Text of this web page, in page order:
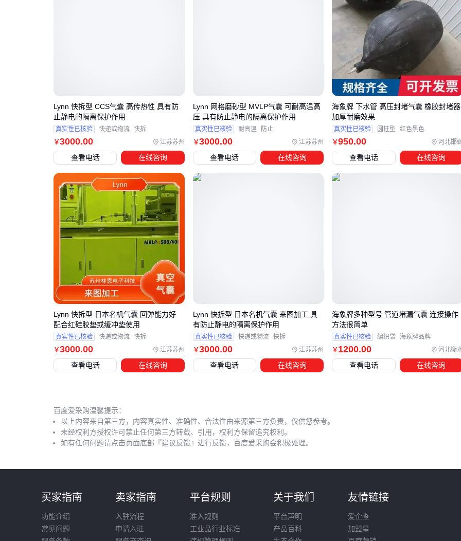
的组合效果更佳。
不同地质条件对气囊材质有明确要求：
岩层渗水明显的隧道：优先选择带硅胶密封条的型号，配合
形成双重防渗体系
干燥坚硬的岩层：采用标准橡胶材质即可，但需注意与智能
的安装兼容性
含有腐蚀性物质的土层：必须选用耐酸碱改性的高分子材
料，避免与混凝土养护剂发生化学反应
对于曲线段和变截面区域，常规矩形气囊容易产生密封死角。
这类场景建议选择支持定制截面的隧道施工养护设备
，其蛋
形或异形设计能更好贴合不规则轮廓。同时要考虑与
隧道保湿气囊虽然能解决核心的保湿问题，但实际施工中还需
要配合其他设备才能发挥最佳效果。常见的配套包括覆盖膜、
控温系统和压力检测仪 等，它们共同构成完整的养护体系。
HDPE隧道覆盖膜
：防止水分过快蒸发，延长保湿时间
养护温控系统
：维持隧道内稳定的温湿度环境
和灰尘会附着在气囊表面，长期积累可能影响密封性和使用寿
命。定期清洁不仅能延长产品寿命，还能确保下次使用时保持
面；而在温差较大的地区，则需要更精准的温控系统来配合。
五、这些使用细节不注意，再好的气囊也白买
￥3000.00 江苏苏州
Lynn 快拆型 CCS气囊 高传热性 具有防
止静电的隔离保护作用
真实性已核验 快递或物流 快拆
查看电话 在线咨询
￥3000.00 江苏苏州
Lynn 网格磨砂型 MVLP气囊 可耐高温高
压 具有防止静电的隔离保护作用
真实性已核验 耐高温 防止
查看电话 在线咨询
￥950.00 河北邯
海象牌 下水管 高压封堵气囊 橡胶封堵器
加厚耐磨效果
真实性已核验 圆柱型 红色黑色
查看电话 在线咨询
￥3000.00 江苏苏州
Lynn 快拆型 日本名机气囊 回弹能力好
配合红硅胶垫或缓冲垫使用
真实性已核验 快递或物流 快拆
查看电话 在线咨询
￥3000.00 江苏苏州
Lynn 快拆型 日本名机气囊 来图加工 具
有防止静电的隔离保护作用
真实性已核验 快递或物流 快拆
查看电话 在线咨询
￥1200.00 河北衡
海象牌多种型号 管道堵漏气囊 连接操作
方法很简单
真实性已核验 编织袋 海象牌品牌
查看电话 在线咨询
百度爱采购温馨提示：
以上内容来自第三方，内容真实性、准确性、合法性由来源第三方负责，仅供您参考。
未经权利方授权许可禁止任何第三方转载、引用，权利方保留追究权利。
如有任何问题请点击页面底部『建议反馈』进行反馈，百度爱采购会积极处理。
买家指南
功能介绍
常见问题
卖家指南
入驻流程
申请入驻
平台规则
准入规则
工业品行业标准
关于我们
平台声明
产品百科
友情链接
爱企查
加盟星